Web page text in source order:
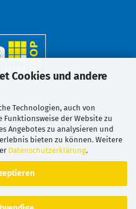
Cookies und andere
Technologien, auch von
der Website zu
Angebotes zu analysieren und
bieten zu können. Weitere
Datenschutzerklärung.